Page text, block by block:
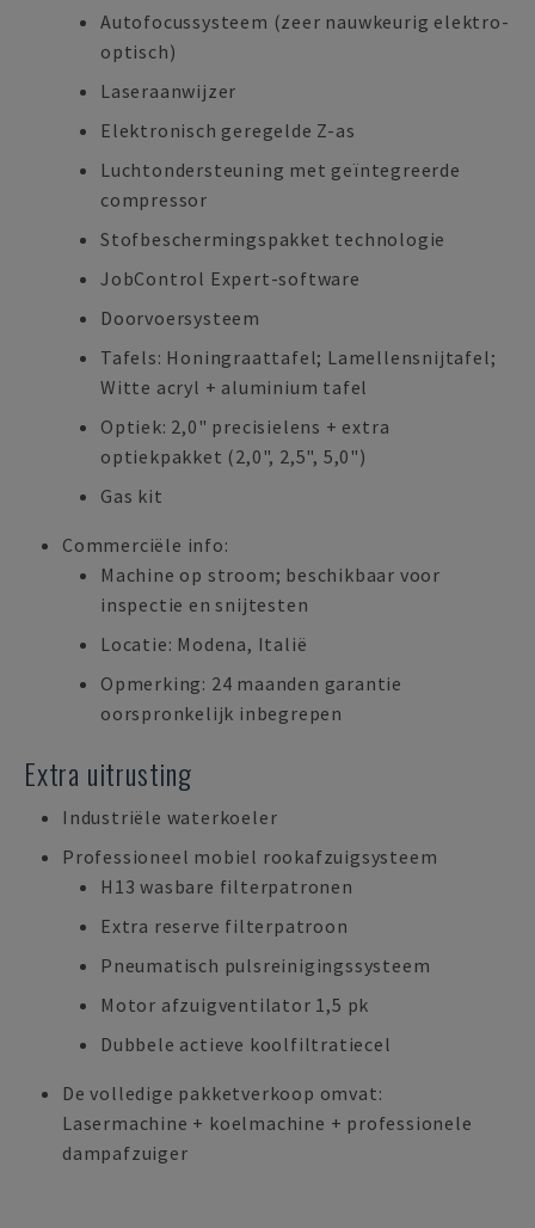
Autofocussysteem (zeer nauwkeurig elektro-
optisch)
Laseraanwijzer
Elektronisch geregelde Z-as
Luchtondersteuning met geïntegreerde
compressor
Stofbeschermingspakket technologie
JobControl Expert-software
Doorvoersysteem
Tafels: Honingraattafel; Lamellensnijtafel;
Witte acryl + aluminium tafel
Optiek: 2,0" precisielens + extra
optiekpakket (2,0", 2,5", 5,0")
Gas kit
Commerciële info:
Machine op stroom; beschikbaar voor
inspectie en snijtesten
Locatie: Modena, Italië
Opmerking: 24 maanden garantie
oorspronkelijk inbegrepen
Extra uitrusting
Industriële waterkoeler
Professioneel mobiel rookafzuigsysteem
H13 wasbare filterpatronen
Extra reserve filterpatroon
Pneumatisch pulsreinigingssysteem
Motor afzuigventilator 1,5 pk
Dubbele actieve koolfiltratiecel
De volledige pakketverkoop omvat:
Lasermachine + koelmachine + professionele
dampafzuiger